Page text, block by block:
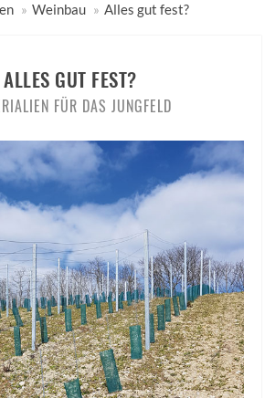
Weinbau Alles gut fest?
ALLES GUT FEST?
FÜR DAS JUNGFELD